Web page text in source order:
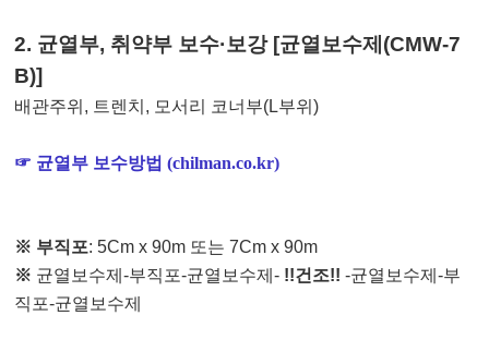
2. 균열부, 취약부 보수·보강 [균열보수제 (CMW-7
B)]
배관주위 , 트렌치 , 모서리 코너부(L부위)
☞ 균열부 보수방법 (chilman.co.kr)
※ 부직포: 5Cm x 90m 또는7Cm x 90m
※ 균열보수제-부직포-균열보수제- !!건조!! -균열보수제-부
직포-균열보수제